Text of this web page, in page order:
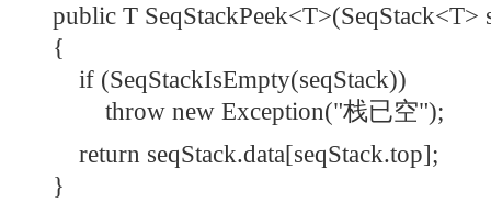
public T SeqStackPeek<T>(SeqStack<T>
{
if (SeqStackIsEmpty(seqStack))
throw new Exception("栈已空");
return seqStack.data[seqStack.top];
}